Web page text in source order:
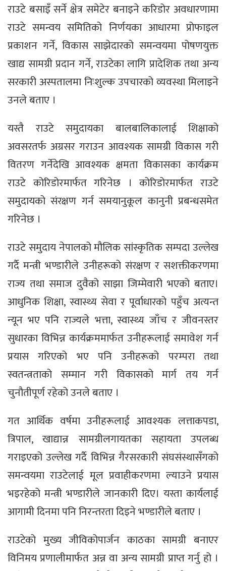
राउटे बसाइँ सर्ने क्षेत्र समेटेर बनाइने करिडोर अवधारणामा
राउटे समन्वय समितिको निर्णयका आधारमा प्रोफाइल
प्रकाशन गर्ने, विकास साझेदारको समन्वयमा पोषणयुक्त
खाद्य सामग्री प्रदान गर्ने, राउटेका लागि प्रादेशिक तथा अन्य
सरकारी अस्पतालमा निःशुल्क उपचारको व्यवस्था मिलाइने
उनले बताए ।
यस्तै राउटे समुदायका बालबालिकालाई शिक्षाको
अवसरतर्फ अग्रसर गराउन आवश्यक सामग्री विकास गरी
वितरण गर्नेदेखि आवश्यक क्षमता विकासका कार्यक्रम
राउटे कोरिडोरमार्फत गरिनेछ । कोरिडोरमार्फत राउटे
समुदायको संरक्षण गर्न समयानुकूल कानुनी प्रबन्धसमेत
गरिनेछ ।
राउटे समुदाय नेपालको मौलिक सांस्कृतिक सम्पदा उल्लेख
गर्दै मन्त्री भण्डारीले उनीहरूको संरक्षण र सशक्तीकरणमा
राज्य तथा समाज दुवैको साझा जिम्मेवारी भएको बताए।
आधुनिक शिक्षा, स्वास्थ्य सेवा र पूर्वाधारको पहुँच अत्यन्त
न्यून भए पनि राज्यले भत्ता, स्वास्थ्य जाँच र जीवनस्तर
सुधारका विभिन्न कार्यक्रममार्फत उनीहरूलाई समावेश गर्न
प्रयास गरिएको भए पनि उनीहरूको परम्परा तथा
स्वतन्त्रताको सम्मान गरी विकासको मार्ग तय गर्न
चुनौतीपूर्ण रहेको उनले बताए ।
गत आर्थिक वर्षमा उनीहरूलाई आवश्यक लत्ताकपडा,
त्रिपाल, खाद्यान्न सामग्रीलगायतका सहायता उपलब्ध
गराइएको उल्लेख गर्दै विभिन्न गैरसरकारी संघसंस्थासँगको
समन्वयमा राउटेलाई मूल प्रवाहीकरणमा ल्याउने प्रयास
भइरहेको मन्त्री भण्डारीले जानकारी दिए। यस्ता कार्यलाई
आगामी दिनमा पनि निरन्तरता दिइने भण्डारीले बताए ।
राउटेको मुख्य जीविकोपार्जन काठका सामग्री बनाएर
विनिमय प्रणालीमार्फत अन्न वा अन्य सामग्री प्राप्त गर्नु हो ।